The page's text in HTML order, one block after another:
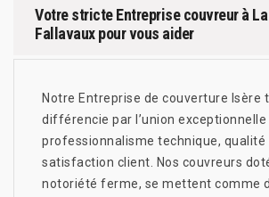
Votre stricte Entreprise couvreur à
Fallavaux pour vous aider
Notre Entreprise de couverture Isère
différencie par l’union
professionnalisme technique, qualité
satisfaction client. Nos couvreurs
notoriété ferme, se mettent comme